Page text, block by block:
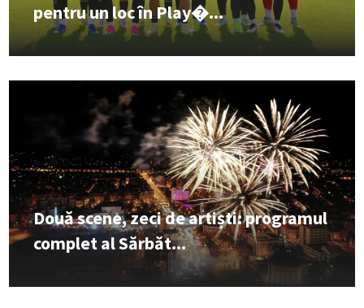
pentru un loc în Play�...
Două scene, zeci de artiști: programul
complet al Sărbăt...